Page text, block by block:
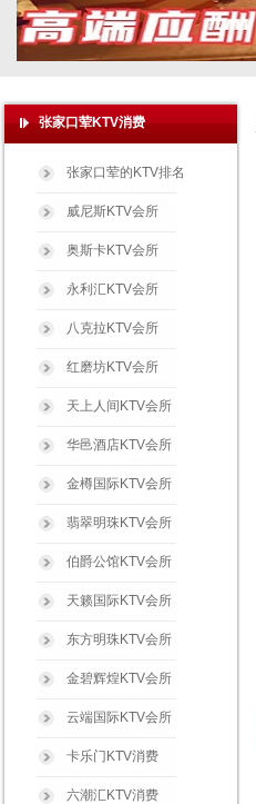
张家口荤KTV消费
张家口荤的KTV排名
威尼斯KTV会所
奥斯卡KTV会所
永利汇KTV会所
八克拉KTV会所
红磨坊KTV会所
天上人间KTV会所
华邑酒店KTV会所
金樽国际KTV会所
翡翠明珠KTV会所
伯爵公馆KTV会所
天籁国际KTV会所
东方明珠KTV会所
金碧辉煌KTV会所
云端国际KTV会所
卡乐门KTV消费
六潮汇KTV消费